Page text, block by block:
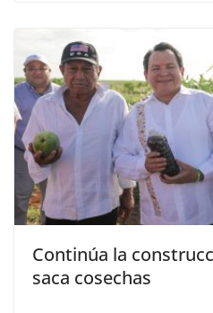
Continúa la
saca cosechas